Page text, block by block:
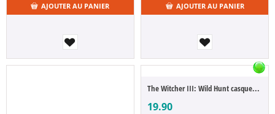
AJOUTER AU PANIER AJOUTER AU PANIER
The Witcher III: Wild Hunt casquette baseball Logo Vintage
19.90